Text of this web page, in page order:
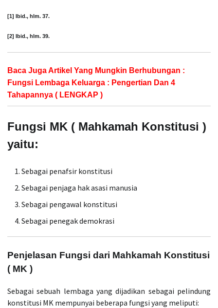
[1] Ibid., hlm. 37.
[2] Ibid., hlm. 39.
Baca Juga Artikel Yang Mungkin Berhubungan :
Fungsi Lembaga Keluarga : Pengertian Dan 4
Tahapannya ( LENGKAP )
Fungsi MK ( Mahkamah Konstitusi )
yaitu:
Sebagai penafsir konstitusi
Sebagai penjaga hak asasi manusia
Sebagai pengawal konstitusi
Sebagai penegak demokrasi
Penjelasan Fungsi dari Mahkamah Konstitusi
( MK )
Sebagai sebuah lembaga yang dijadikan sebagai pelindung
konstitusi MK mempunyai beberapa fungsi yang meliputi: